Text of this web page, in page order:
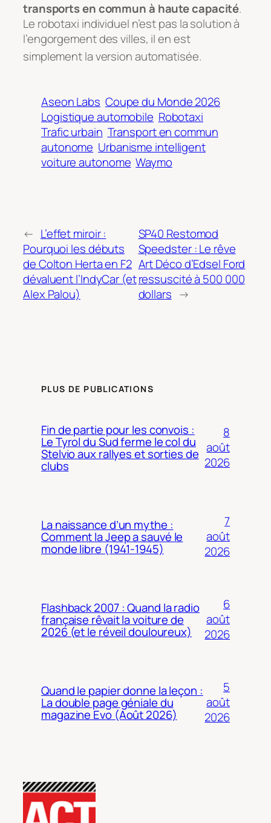
transports en commun à haute capacité.
Le robotaxi individuel n’est pas la solution à
l’engorgement des villes, il en est
simplement la version automatisée.
Aseon Labs Coupe du Monde 2026
Logistique automobile Robotaxi
Trafic urbain Transport en commun
autonome Urbanisme intelligent
voiture autonome Waymo
← L’effet miroir :
Pourquoi les débuts
de Colton Herta en F2
dévaluent l’IndyCar (et
Alex Palou)
SP40 Restomod
Speedster : Le rêve
Art Déco d’Edsel Ford
ressuscité à 500 000
dollars →
PLUS DE PUBLICATIONS
Fin de partie pour les convois :
Le Tyrol du Sud ferme le col du
Stelvio aux rallyes et sorties de
clubs
8
août
2026
La naissance d’un mythe :
Comment la Jeep a sauvé le
monde libre (1941-1945)
7
août
2026
Flashback 2007 : Quand la radio
française rêvait la voiture de
2026 (et le réveil douloureux)
6
août
2026
Quand le papier donne la leçon :
La double page géniale du
magazine Evo (Août 2026)
5
août
2026